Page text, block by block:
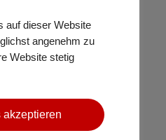
und Baubetreuung tätig
: Wir sind Mitglied im
Ferner wird unser
auf dieser Website
angenehm zu
Website stetig